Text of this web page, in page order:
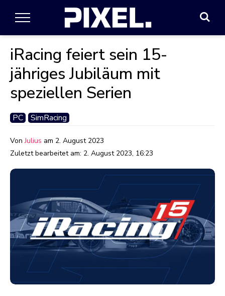
iRacing feiert sein 15-
jähriges Jubiläum mit
speziellen Serien
PC SimRacing
VonJulius am 2. August 2023
Zuletzt bearbeitet am: 2. August 2023, 16:23